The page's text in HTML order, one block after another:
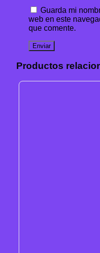
Guarda mi
web en este
que comente.
Productos